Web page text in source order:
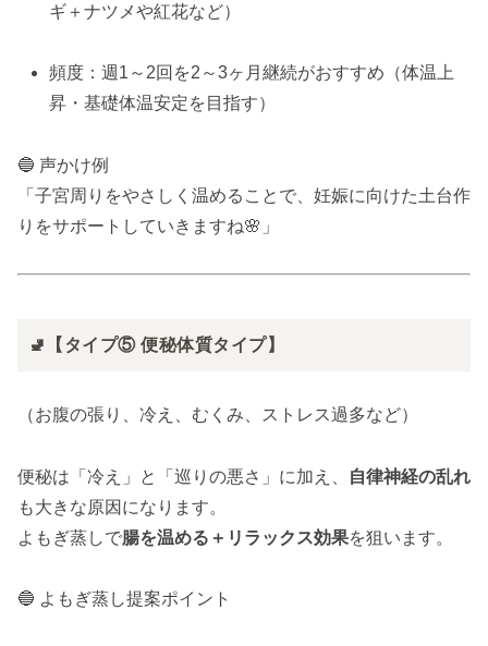
ギ＋ナツメや紅花など）
頻度：週1～2回を2～3ヶ月継続がおすすめ（体温上
昇・基礎体温安定を目指す）
🔵 声かけ例
「子宮周りをやさしく温めることで、妊娠に向けた土台作
りをサポートしていきますね🌸」
🚽【タイプ⑤ 便秘体質タイプ】
（お腹の張り、冷え、むくみ、ストレス過多など）
便秘は「冷え」と「巡りの悪さ」に加え、
自律神経の乱れ
も大きな原因になります。
よもぎ蒸しで腸を温める＋リラックス効果を狙います。
🔵 よもぎ蒸し提案ポイント